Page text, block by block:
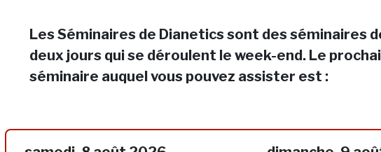
Les Séminaires de Dianetics sont des séminaires
deux jours qui se déroulent le week-end. Le
séminaire auquel vous pouvez assister est :